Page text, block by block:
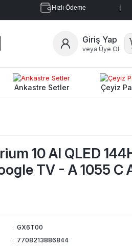
Hızlı Ödeme
Giriş Yap
veya Üye Ol
Ankastre Setler Çeyiz
10 AI QLED
TV - A 1055 C
: GX6T00
: 7708213886844